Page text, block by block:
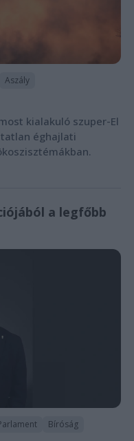
Aszály
kialakuló szuper-El
éghajlati
a legfőbb
Bíróság